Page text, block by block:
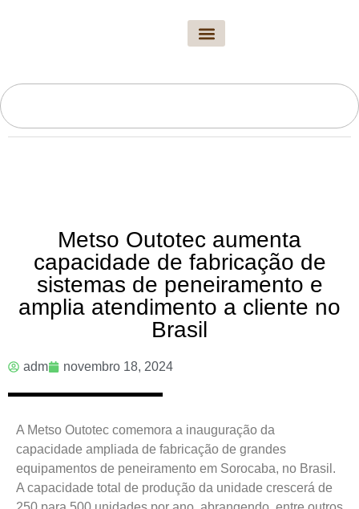
Metso Outotec aumenta
capacidade de fabricação de
sistemas de peneiramento e
amplia atendimento a cliente no
Brasil
adm novembro 18, 2024
A Metso Outotec comemora a inauguração da
capacidade ampliada de fabricação de grandes
equipamentos de peneiramento em Sorocaba, no Brasil.
A capacidade total de produção da unidade crescerá de